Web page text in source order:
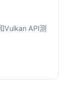
Vulkan API测